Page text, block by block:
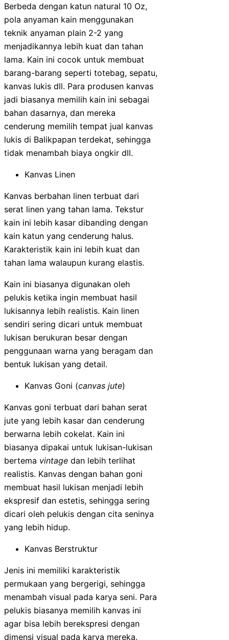
Berbeda dengan katun natural 10 Oz,
pola anyaman kain menggunakan
teknik anyaman plain 2-2 yang
menjadikannya lebih kuat dan tahan
lama. Kain ini cocok untuk membuat
barang-barang seperti totebag, sepatu,
kanvas lukis dll. Para produsen kanvas
jadi biasanya memilih kain ini sebagai
bahan dasarnya, dan mereka
cenderung memilih tempat jual kanvas
lukis di Balikpapan terdekat, sehingga
tidak menambah biaya ongkir dll.
Kanvas Linen
Kanvas berbahan linen terbuat dari
serat linen yang tahan lama. Tekstur
kain ini lebih kasar dibanding dengan
kain katun yang cenderung halus.
Karakteristik kain ini lebih kuat dan
tahan lama walaupun kurang elastis.
Kain ini biasanya digunakan oleh
pelukis ketika ingin membuat hasil
lukisannya lebih realistis. Kain linen
sendiri sering dicari untuk membuat
lukisan berukuran besar dengan
penggunaan warna yang beragam dan
bentuk lukisan yang detail.
Kanvas Goni (canvas jute)
Kanvas goni terbuat dari bahan serat
jute yang lebih kasar dan cenderung
berwarna lebih cokelat. Kain ini
biasanya dipakai untuk lukisan-lukisan
bertema vintage dan lebih terlihat
realistis. Kanvas dengan bahan goni
membuat hasil lukisan menjadi lebih
ekspresif dan estetis, sehingga sering
dicari oleh pelukis dengan cita seninya
yang lebih hidup.
Kanvas Berstruktur
Jenis ini memiliki karakteristik
permukaan yang bergerigi, sehingga
menambah visual pada karya seni. Para
pelukis biasanya memilih kanvas ini
agar bisa lebih berekspresi dengan
dimensi visual pada karya mereka.